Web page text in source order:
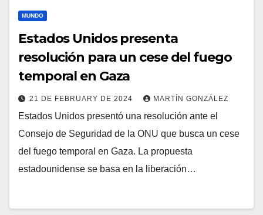
MUNDO
Estados Unidos presenta
resolución para un cese del fuego
temporal en Gaza
21 DE FEBRUARY DE 2024 MARTÍN GONZÁLEZ
Estados Unidos presentó una resolución ante el
Consejo de Seguridad de la ONU que busca un cese
del fuego temporal en Gaza. La propuesta
estadounidense se basa en la liberación…